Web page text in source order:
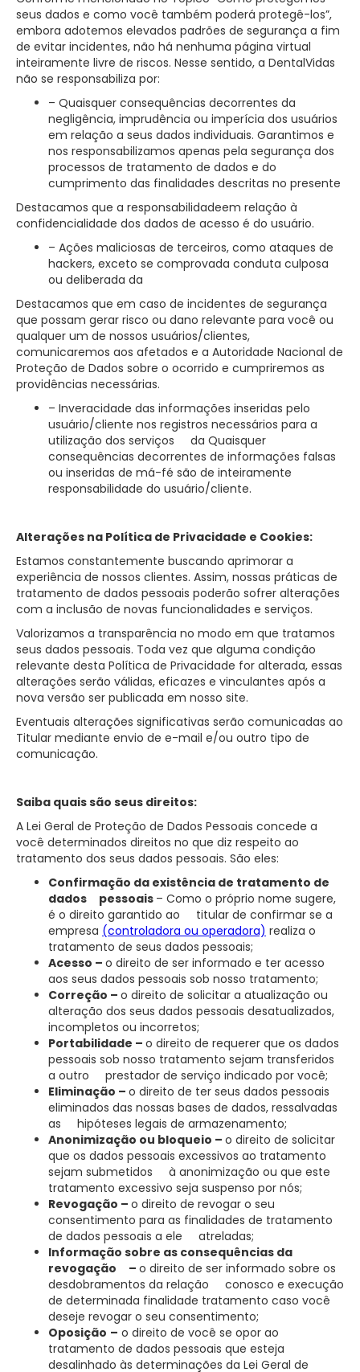
seus dados e como você também poderá protegê-los”,
embora adotemos elevados padrões de segurança a fim
de evitar incidentes, não há nenhuma página virtual
inteiramente livre de riscos. Nesse sentido, a DentalVidas
não se responsabiliza por:
– Quaisquer consequências decorrentes da
negligência, imprudência ou imperícia dos usuários
em relação a seus dados individuais. Garantimos e
nos responsabilizamos apenas pela segurança dos
processos de tratamento de dados e do
cumprimento das finalidades descritas no presente
Destacamos que a responsabilidadeem relação à
confidencialidade dos dados de acesso é do usuário.
– Ações maliciosas de terceiros, como ataques de
hackers, exceto se comprovada conduta culposa
ou deliberada da
Destacamos que em caso de incidentes de segurança
que possam gerar risco ou dano relevante para você ou
qualquer um de nossos usuários/clientes,
comunicaremos aos afetados e a Autoridade Nacional de
Proteção de Dados sobre o ocorrido e cumpriremos as
providências necessárias.
– Inveracidade das informações inseridas pelo
usuário/cliente nos registros necessários para a
utilização dos serviços da Quaisquer
consequências decorrentes de informações falsas
ou inseridas de má-fé são de inteiramente
responsabilidade do usuário/cliente.
Alterações na Política de Privacidade e Cookies:
Estamos constantemente buscando aprimorar a
experiência de nossos clientes. Assim, nossas práticas de
tratamento de dados pessoais poderão sofrer alterações
com a inclusão de novas funcionalidades e serviços.
Valorizamos a transparência no modo em que tratamos
seus dados pessoais. Toda vez que alguma condição
relevante desta Política de Privacidade for alterada, essas
alterações serão válidas, eficazes e vinculantes após a
nova versão ser publicada em nosso site.
Eventuais alterações significativas serão comunicadas ao
Titular mediante envio de e-mail e/ou outro tipo de
comunicação.
Saiba quais são seus direitos:
A Lei Geral de Proteção de Dados Pessoais concede a
você determinados direitos no que diz respeito ao
tratamento dos seus dados pessoais. São eles:
Confirmação da existência de tratamento de
dados pessoais – Como o próprio nome sugere,
é o direito garantido ao titular de confirmar se a
empresa (controladora ou operadora) realiza o
tratamento de seus dados pessoais;
Acesso – o direito de ser informado e ter acesso
aos seus dados pessoais sob nosso tratamento;
Correção – o direito de solicitar a atualização ou
alteração dos seus dados pessoais desatualizados,
incompletos ou incorretos;
Portabilidade – o direito de requerer que os dados
pessoais sob nosso tratamento sejam transferidos
a outro prestador de serviço indicado por você;
Eliminação – o direito de ter seus dados pessoais
eliminados das nossas bases de dados, ressalvadas
as hipóteses legais de armazenamento;
Anonimização ou bloqueio – o direito de solicitar
que os dados pessoais excessivos ao tratamento
sejam submetidos à anonimização ou que este
tratamento excessivo seja suspenso por nós;
Revogação – o direito de revogar o seu
consentimento para as finalidades de tratamento
de dados pessoais a ele atreladas;
Informação sobre as consequências da
revogação – o direito de ser informado sobre os
desdobramentos da relação conosco e execução
de determinada finalidade tratamento caso você
deseje revogar o seu consentimento;
Oposição – o direito de você se opor ao
tratamento de dados pessoais que esteja
desalinhado às determinações da Lei Geral de